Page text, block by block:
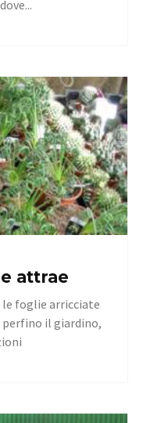
attrae
le foglie arricciate
perfino il giardino,